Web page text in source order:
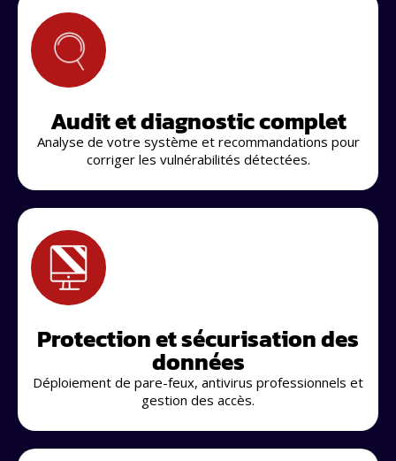
Audit et diagnostic complet
Analyse de votre système et recommandations pour
corriger les vulnérabilités détectées.
Protection et sécurisation des
données
Déploiement de pare-feux, antivirus professionnels et
gestion des accès.